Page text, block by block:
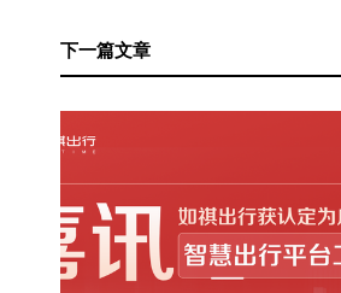
下一篇文章